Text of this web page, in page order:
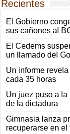
Recientes
El Gobierno
sus cañones al
El Cedems
un llamado del
Un informe
cada 35 horas
Un juez puso a
de la dictadura
Gimnasia lanza
recuperarse en el